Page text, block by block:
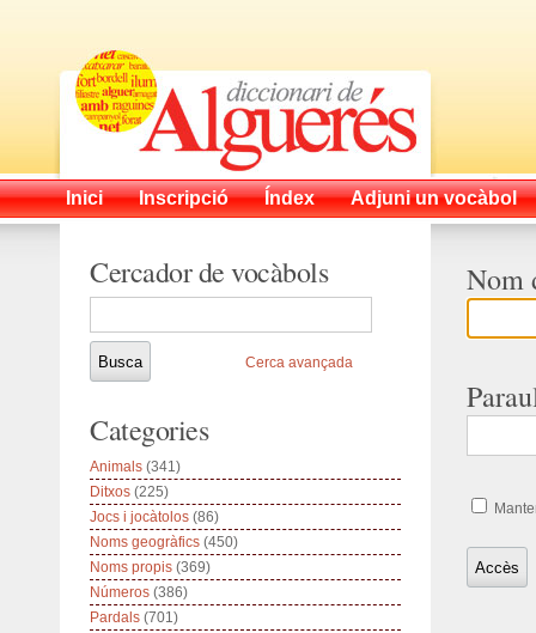
Inici Inscripció Índex Adjuni un vocàbol
Nom
Cercador de vocàbols
Cerca avançada
Categories
Animals (341)
Ditxos (225)
Jocs i jocàtolos (86)
Noms geogràfics (450)
Noms propis (369)
Números (386)
Pardals (701)